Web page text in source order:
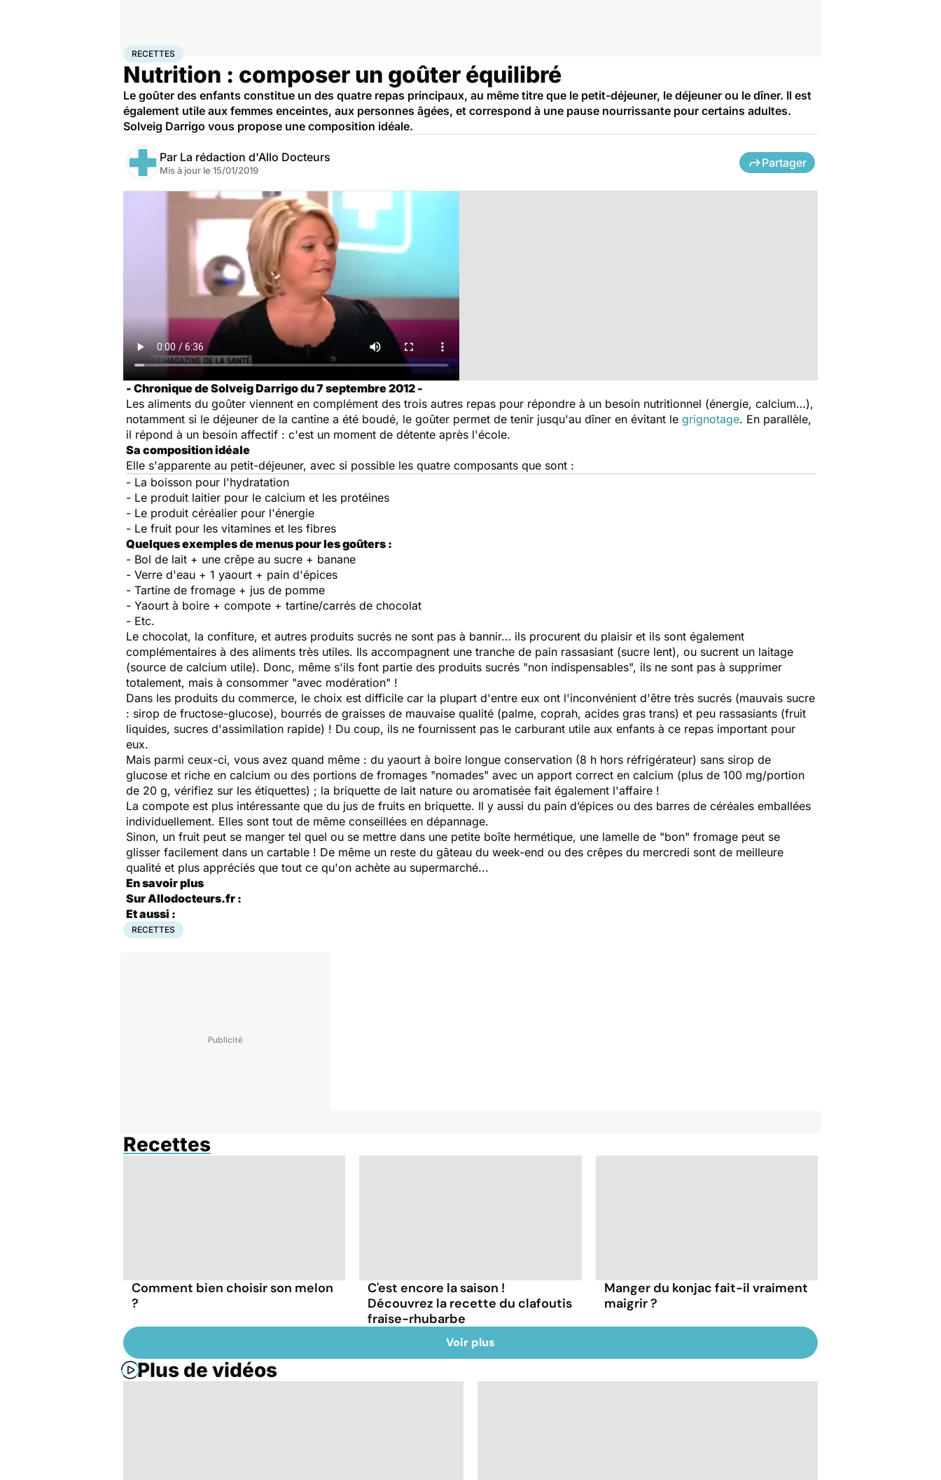
AccueilSanté Recettes
RECETTES
Nutrition : composer un goûter équilibré
Le goûter des enfants constitue un des quatre repas principaux, au même titre que le petit-déjeuner, le déjeuner ou le dîner. Il est
également utile aux femmes enceintes, aux personnes âgées, et correspond à une pause nourrissante pour certains adultes.
Solveig Darrigo vous propose une composition idéale.
Par La rédaction d'Allo Docteurs
Mis à jour le 15/01/2019
Partager
- Chronique de Solveig Darrigo du 7 septembre 2012 -
Les aliments du goûter viennent en complément des trois autres repas pour répondre à un besoin nutritionnel (énergie, calcium…),
notamment si le déjeuner de la cantine a été boudé, le goûter permet de tenir jusqu'au dîner en évitant le grignotage. En parallèle,
il répond à un besoin affectif : c'est un moment de détente après l'école.
Sa composition idéale
Elle s'apparente au petit-déjeuner, avec si possible les quatre composants que sont :
- La boisson pour l'hydratation
- Le produit laitier pour le calcium et les protéines
- Le produit céréalier pour l'énergie
- Le fruit pour les vitamines et les fibres
Quelques exemples de menus pour les goûters :
- Bol de lait + une crêpe au sucre + banane
- Verre d'eau + 1 yaourt + pain d'épices
- Tartine de fromage + jus de pomme
- Yaourt à boire + compote + tartine/carrés de chocolat
- Etc.
Le chocolat, la confiture, et autres produits sucrés ne sont pas à bannir… ils procurent du plaisir et ils sont également
complémentaires à des aliments très utiles. Ils accompagnent une tranche de pain rassasiant (sucre lent), ou sucrent un laitage
(source de calcium utile). Donc, même s'ils font partie des produits sucrés "non indispensables", ils ne sont pas à supprimer
totalement, mais à consommer "avec modération" !
Dans les produits du commerce, le choix est difficile car la plupart d'entre eux ont l'inconvénient d'être très sucrés (mauvais sucre
: sirop de fructose-glucose), bourrés de graisses de mauvaise qualité (palme, coprah, acides gras trans) et peu rassasiants (fruit
liquides, sucres d'assimilation rapide) ! Du coup, ils ne fournissent pas le carburant utile aux enfants à ce repas important pour
eux.
Mais parmi ceux-ci, vous avez quand même : du yaourt à boire longue conservation (8 h hors réfrigérateur) sans sirop de
glucose et riche en calcium ou des portions de fromages "nomades" avec un apport correct en calcium (plus de 100 mg/portion
de 20 g, vérifiez sur les étiquettes) ; la briquette de lait nature ou aromatisée fait également l'affaire !
La compote est plus intéressante que du jus de fruits en briquette. Il y aussi du pain d’épices ou des barres de céréales emballées
individuellement. Elles sont tout de même conseillées en dépannage.
Sinon, un fruit peut se manger tel quel ou se mettre dans une petite boîte hermétique, une lamelle de "bon" fromage peut se
glisser facilement dans un cartable ! De même un reste du gâteau du week-end ou des crêpes du mercredi sont de meilleure
qualité et plus appréciés que tout ce qu'on achète au supermarché...
En savoir plus
Sur Allodocteurs.fr :
Et aussi :
RECETTES
Recettes
Comment bien choisir son melon
?
C'est encore la saison !
Découvrez la recette du clafoutis
fraise-rhubarbe
Manger du konjac fait-il vraiment
maigrir ?
Voir plus
Plus de vidéos